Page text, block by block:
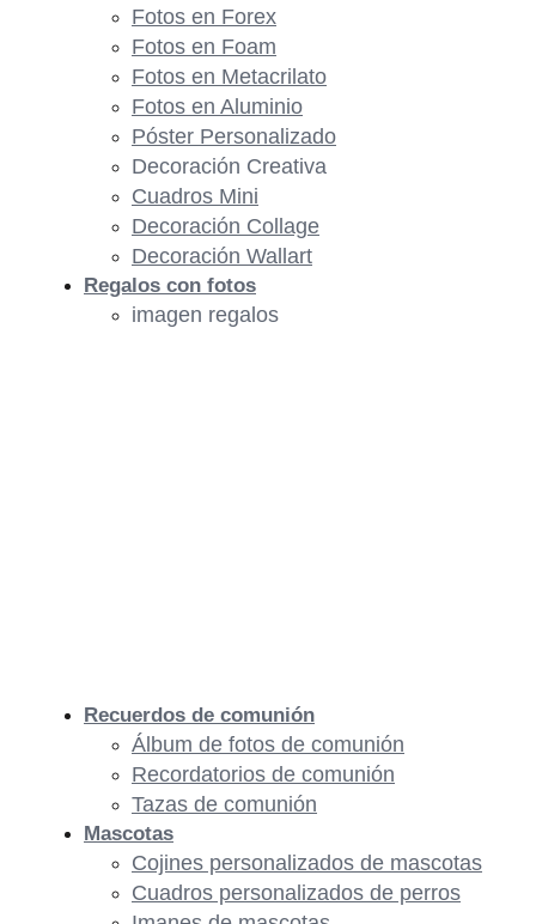
Fotos en Forex
Fotos en Foam
Fotos en Metacrilato
Fotos en Aluminio
Póster Personalizado
Decoración Creativa
Cuadros Mini
Decoración Collage
Decoración Wallart
Regalos con fotos
imagen regalos
Recuerdos de comunión
Álbum de fotos de comunión
Recordatorios de comunión
Tazas de comunión
Mascotas
Cojines personalizados de mascotas
Cuadros personalizados de perros